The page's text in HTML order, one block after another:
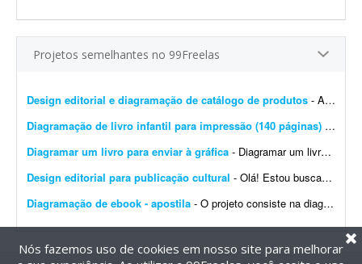
Projetos semelhantes no 99Freelas
Design editorial e diagramação de catálogo de produtos - A DistribuiBem, distribuidora de alimentos e produtos premium, está procurando um profissional de design editorial e diagramação para revisar, modernizar e manter nosso cat&aac...
Diagramação de livro infantil para impressão (140 páginas)
Diagramar um livro para enviar à gráfica - Diagramar um livro para enviar à gráfica. 95% do livro é texto. Formato 170x240 mm. (ao alto), compostos por: - 380 páginas impressas a 1/1 cor (preto) em ior 90 grs. -...
Design editorial para publicação cultural - Olá! Estou buscando um designer editorial ou diagramador para uma publicação cultural do Projeto Maracá, desenvolvido em Guaíra (SP). É importante que o p...
Diagramação de ebook - apostila - O projeto consiste na diagramação de um ebook/livro digital (apostila) * Estimativa de páginas: Entre 30 e 50 páginas (máximo). * Referências visuais: Ser...
Nós fazemos uso de cookies em nosso site para melhorar